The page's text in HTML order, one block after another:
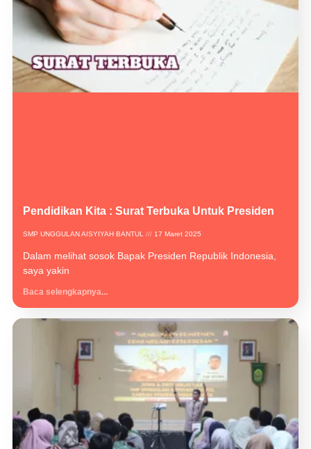
Pendidikan Kita : Surat Terbuka Untuk Presiden
SMP UNGGULAN AISYIYAH BANTUL 17 Maret 2025
Dalam melihat sosok Bapak Presiden Republik Indonesia,
saya yakin
Baca selengkapnya...